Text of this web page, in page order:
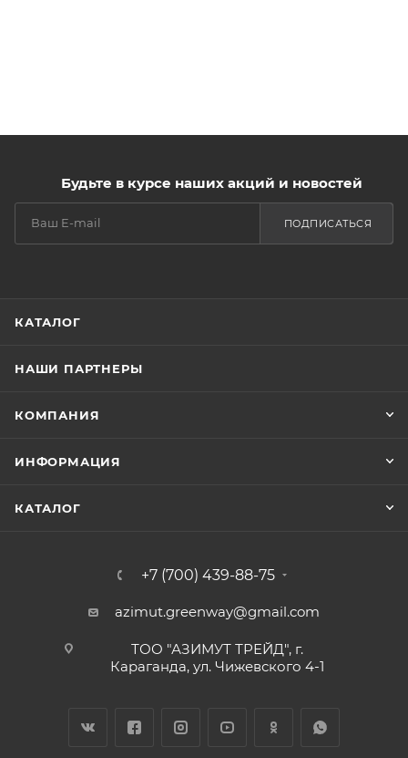
Будьте в курсе наших акций и новостей
ПОДПИСАТЬСЯ
КАТАЛОГ
НАШИ ПАРТНЕРЫ
КОМПАНИЯ
ИНФОРМАЦИЯ
КАТАЛОГ
+7 (700) 439-88-75
azimut.greenway@gmail.com
ТОО "АЗИМУТ ТРЕЙД", г.
Караганда, ул. Чижевского 4-1